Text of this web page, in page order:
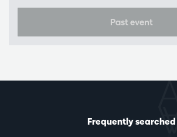
Past event
Frequently searched